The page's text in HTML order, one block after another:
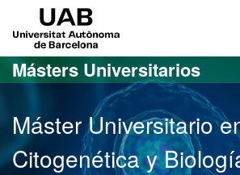
Acceso al contenido principal
Acceso a la navegación de la página
Másters Universitarios
Máster Universitario
Citogenética y